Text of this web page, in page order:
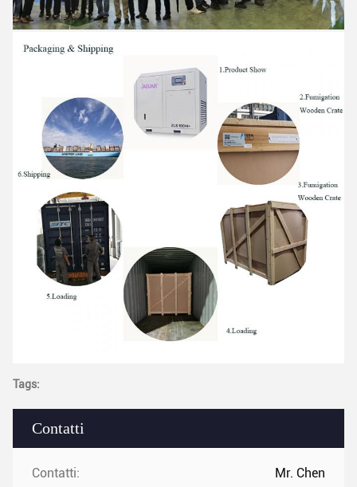
Contatti
Contatti: Mr. Chen
Tags: